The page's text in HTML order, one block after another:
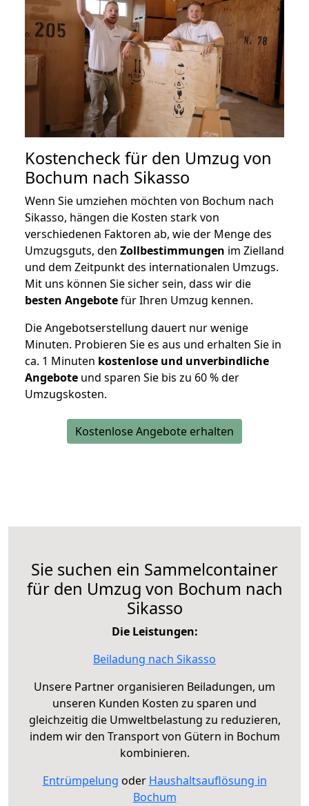
Kostencheck für den Umzug von
Bochum nach Sikasso
Wenn Sie umziehen möchten von Bochum nach
Sikasso, hängen die Kosten stark von
verschiedenen Faktoren ab, wie der Menge des
Umzugsguts, den Zollbestimmungen im Zielland
und dem Zeitpunkt des internationalen Umzugs.
Mit uns können Sie sicher sein, dass wir die
besten Angebotefür Ihren Umzug kennen.
Die Angebotserstellung dauert nur wenige
Minuten. Probieren Sie es aus und erhalten Sie in
ca. 1 Minuten kostenlose und unverbindliche
Angebote und sparen Sie bis zu 60 % der
Umzugskosten.
Kostenlose Angebote erhalten
Sie suchen ein Sammelcontainer
für den Umzug von Bochum nach
Sikasso
Die Leistungen:
Beiladung nach Sikasso
Unsere Partner organisieren Beiladungen, um
unseren Kunden Kosten zu sparen und
gleichzeitig die Umweltbelastung zu reduzieren,
indem wir den Transport von Gütern in Bochum
kombinieren.
Entrümpelung oder Haushaltsauflösung in
Bochum